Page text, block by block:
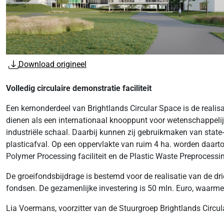
Download origineel
Volledig circulaire demonstratie faciliteit
Een kernonderdeel van Brightlands Circular Space is de
dienen als een internationaal knooppunt voor
industriële schaal. Daarbij kunnen zij gebruikmaken van
plasticafval. Op een oppervlakte van ruim 4 ha. worden
Polymer Processing faciliteit en de Plastic Waste
De groeifondsbijdrage is bestemd voor de realisatie van de
fondsen. De gezamenlijke investering is 50 mln. Euro,
Lia Voermans, voorzitter van de Stuurgroep Brightlands